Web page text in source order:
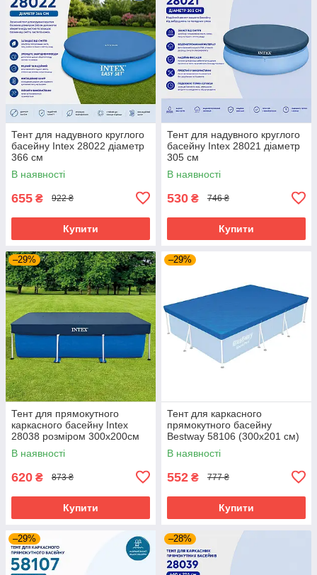
Тент для надувного круглого
басейну Intex 28022 діаметр
366 см
В наявності
655 ₴ 922 ₴
Купити
Тент для надувного круглого
басейну Intex 28021 діаметр
305 см
В наявності
530 ₴ 746 ₴
Купити
–29%
Тент для прямокутного
каркасного басейну Intex
28038 розміром 300х200см
В наявності
620 ₴ 873 ₴
Купити
–29%
Тент для каркасного
прямокутного басейну
Bestway 58106 (300x201 см)
В наявності
552 ₴ 777 ₴
Купити
–29% –28%